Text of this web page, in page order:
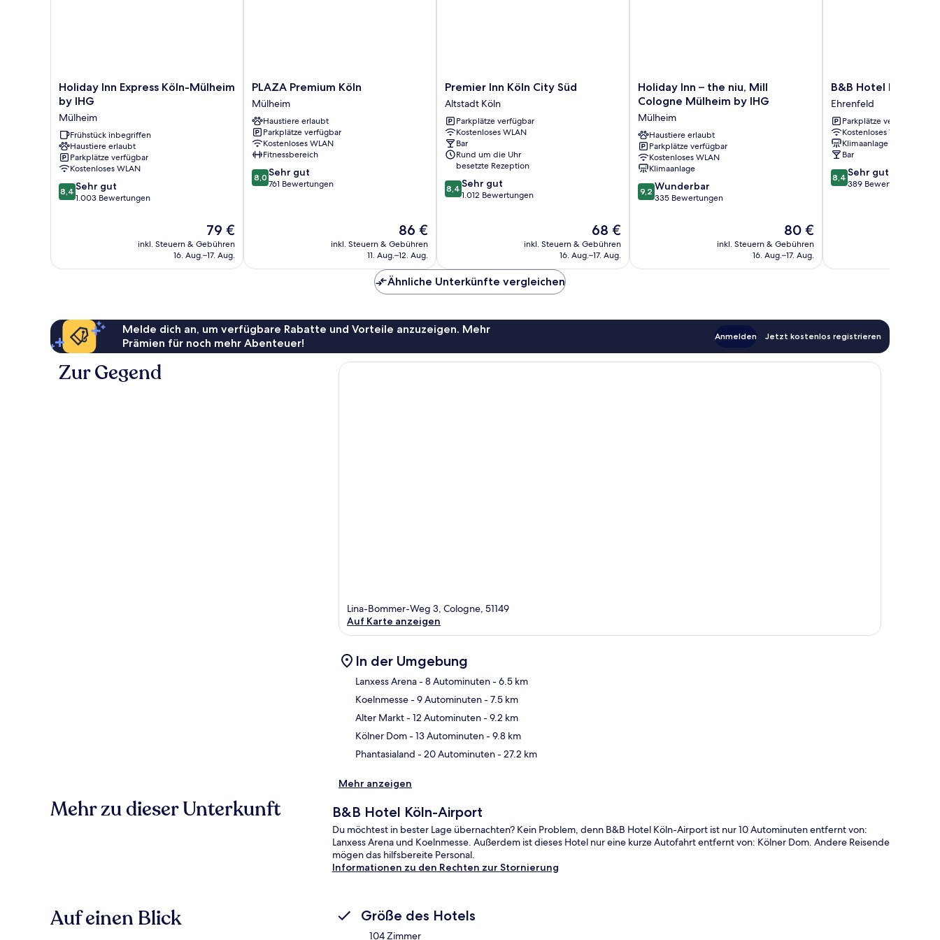
Holiday
Inn
Express
Köln-
Mülheim
by
IHG
Mülheim
Holiday Inn Express Köln-Mülheim
by IHG
Mülheim
Frühstück inbegriffen
Haustiere erlaubt
Parkplätze verfügbar
Kostenloses WLAN
8.4
von
8,4 Sehr gut
1.003 Bewertungen
Der
Preis
beträgt
79 €
inkl. Steuern & Gebühren
16. Aug.–17. Aug.
PLAZA
Premium
Köln
Mülheim
PLAZA Premium Köln
Mülheim
Haustiere erlaubt
Parkplätze verfügbar
Kostenloses WLAN
Fitnessbereich
8.0
von
8,0 Sehr gut
761 Bewertungen
Der
Preis
beträgt
86 €
inkl. Steuern & Gebühren
11. Aug.–12. Aug.
Premier
Inn
Köln
City
Süd
Altstadt
Köln
Premier Inn Köln City Süd
Altstadt Köln
Parkplätze verfügbar
Kostenloses WLAN
Bar
Rund um die Uhr
besetzte Rezeption
8.4
von
8,4 Sehr gut
1.012 Bewertungen
Der
Preis
beträgt
68 €
inkl. Steuern & Gebühren
16. Aug.–17. Aug.
Holiday
Inn
the
niu,
Mill
Cologne
Mülheim
by
IHG
Holiday Inn – the niu, Mill
Cologne Mülheim by IHG
Mülheim
Haustiere erlaubt
Parkplätze verfügbar
Kostenloses WLAN
Klimaanlage
9.2
von
9,2 Wunderbar
335 Bewertungen
Der
Preis
beträgt
80 €
inkl. Steuern & Gebühren
16. Aug.–17. Aug.
B&B
Hotel
Köln-
City
Ehrenfeld
B&B Hotel Köln-City
Ehrenfeld
Parkplätze verfügbar
Kostenloses WLAN
Klimaanlage
Bar
8.4
von
8,4 Sehr gut
389 Bewertungen
Ähnliche Unterkünfte vergleichen
Melde dich an, um verfügbare Rabatte und Vorteile anzuzeigen. Mehr
Prämien für noch mehr Abenteuer!
Anmelden Jetzt kostenlos registrieren
Zur Gegend
Lina-Bommer-Weg 3, Cologne, 51149
Auf Karte anzeigen
In der Umgebung
Lanxess Arena- 8 Autominuten- 6.5 km
Koelnmesse- 9 Autominuten- 7.5 km
Alter Markt- 12 Autominuten- 9.2 km
Kölner Dom- 13 Autominuten- 9.8 km
Phantasialand - 20 Autominuten- 27.2 km
Mehr anzeigen
Mehr zu dieser Unterkunft B&B Hotel Köln-Airport
Du möchtest in bester Lage übernachten? Kein Problem, denn B&B Hotel Köln-Airport ist nur 10 Autominuten entfernt von:
Lanxess Arena und Koelnmesse. Außerdem ist dieses Hotel nur eine kurze Autofahrt entfernt von: Kölner Dom. Andere Reisende
mögen das hilfsbereite Personal.
Informationen zu den Rechten zur Stornierung
Auf einen Blick Größe des Hotels
104 Zimmer